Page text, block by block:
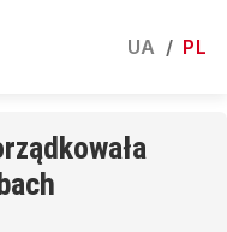
UA / PL